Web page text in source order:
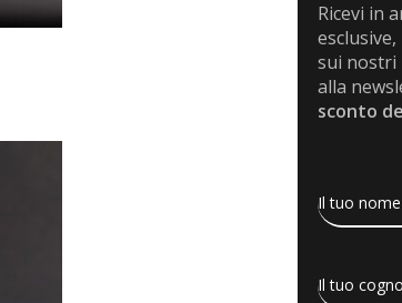
Ricevi in
sui nostri
alla
sconto